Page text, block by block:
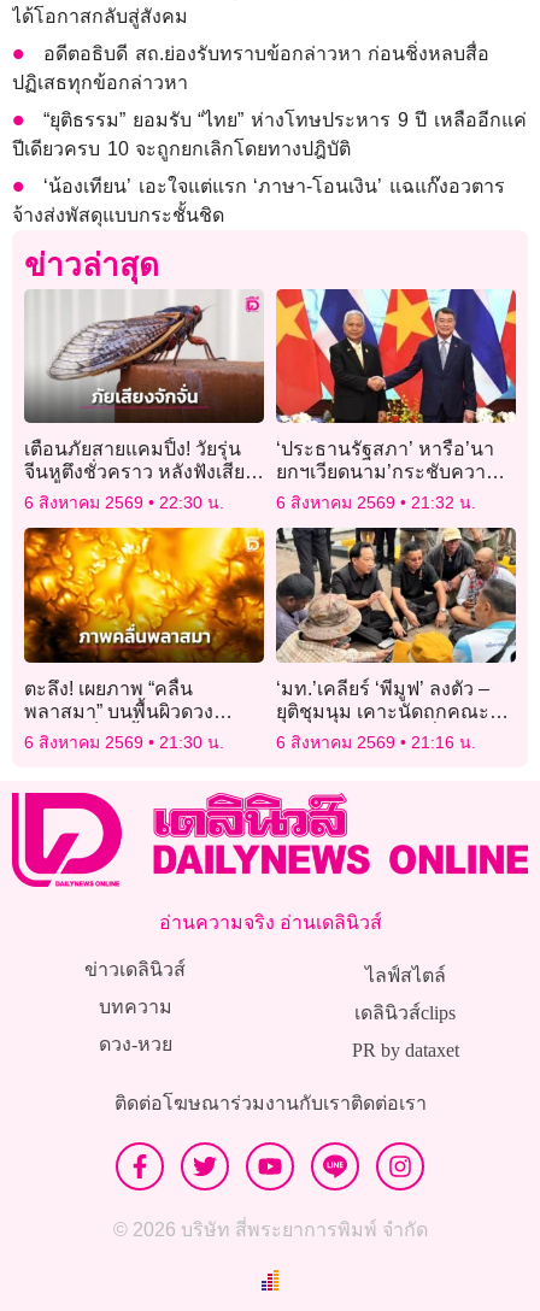
ได้โอกาสกลับสู่สังคม
อดีตอธิบดี สถ.ย่องรับทราบข้อกล่าวหา ก่อนชิ่งหลบสื่อ
ปฏิเสธทุกข้อกล่าวหา
“ยุติธรรม” ยอมรับ “ไทย” ห่างโทษประหาร 9 ปี เหลืออีกแค่
ปีเดียวครบ 10 จะถูกยกเลิกโดยทางปฎิบัติ
‘น้องเทียน’ เอะใจแต่แรก ‘ภาษา-โอนเงิน’ แฉแก๊งอวตาร
จ้างส่งพัสดุแบบกระชั้นชิด
ข่าวล่าสุด
เตือนภัยสายแคมปิ้ง! วัยรุ่น
จีนหูตึงชั่วคราว หลังฟังเสียง
จักจั่นร้องระงมในป่านาน 4
6 สิงหาคม 2569 22:30 น.
‘ประธานรัฐสภา’ หารือ’นา
ยกฯเวียดนาม’กระชับความ
ร่วมมือ งานนิติบัญญัติ เน้น
ติด
6 สิงหาคม 2569 21:32 น.
ตะลึง! เผยภาพ “คลื่น
พลาสมา” บนพื้นผิวดวง
อาทิตย์เป็นครั้งแรก
6 สิงหาคม 2569 21:30 น.
‘มท.’เคลียร์ ‘พีมูฟ’ ลงตัว –
ยุติชุมนุม เคาะนัดถกคณะ
อนุฯร่วมแก้ปัญหาที่ดินทำกิน
6 สิงหาคม 2569 21:16 น.
อ่านความจริง อ่านเดลินิวส์
ข่าวเดลินิวส์
บทความ
ดวง-หวย
ไลฟ์สไตล์
เดลินิวส์clips
PR by dataxet
ติดต่อโฆษณาร่วมงานกับเราติดต่อเรา
© 2026 บริษัท สี่พระยาการพิมพ์ จำกัด